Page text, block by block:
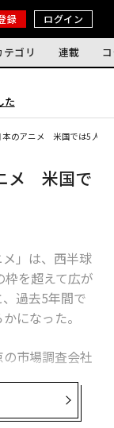
録 ログイン
テゴリ 連載
た
本のアニメ 米国では5人に
メ 米国で
」は、西半球
を超えて広が
過去5年間で
になった。
市場調査会社
象に調査を行
者数がこの5